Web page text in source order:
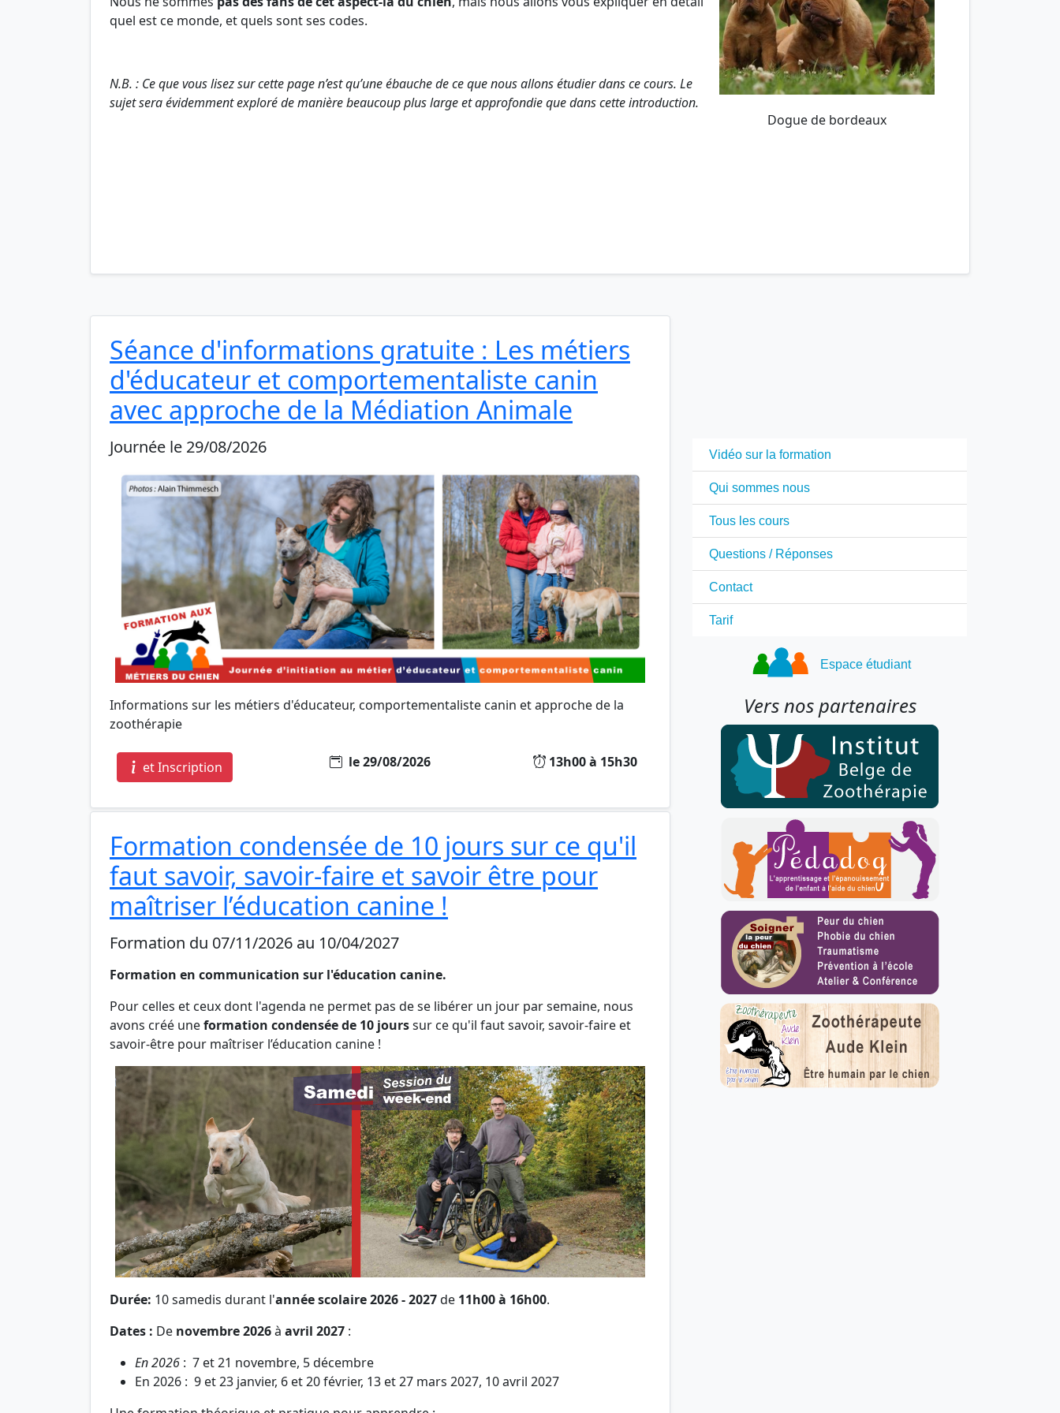
Dogue de bordeaux
quel est ce monde, et quels sont ses codes.
N.B. : Ce que vous lisez sur cette page n’est qu’une ébauche de ce que nous allons étudier dans ce cours. Le
sujet sera évidemment exploré de manière beaucoup plus large et approfondie que dans cette introduction.
Séance d'informations gratuite : Les métiers
d'éducateur et comportementaliste canin
avec approche de la Médiation Animale
Journée le 29/08/2026
Informations sur les métiers d'éducateur, comportementaliste canin et approche de la
zoothérapie
et Inscription le 29/08/2026 13h00 à 15h30
Formation condensée de 10 jours sur ce qu'il
faut savoir, savoir-faire et savoir être pour
maîtriser l’éducation canine !
Formation du 07/11/2026 au 10/04/2027
Formation en communication sur l'éducation canine.
Pour celles et ceux dont l'agenda ne permet pas de se libérer un jour par semaine, nous
avons créé uneformation condensée de 10 jourssur ce qu'il faut savoir, savoir-faire et
savoir-être pour maîtriser l’éducation canine !
Durée: 10 samedis durant l'année scolaire 2026 - 2027de 11h00 à 16h00.
Dates : De novembre 2026à avril 2027 :
En 2026 : 7 et 21 novembre, 5 décembre
En 2026 : 9 et 23 janvier, 6 et 20 février, 13 et 27 mars 2027, 10 avril 2027
Vidéo sur la formation
Qui sommes nous
Tous les cours
Questions / Réponses
Contact
Tarif
Espace étudiant
Vers nos partenaires